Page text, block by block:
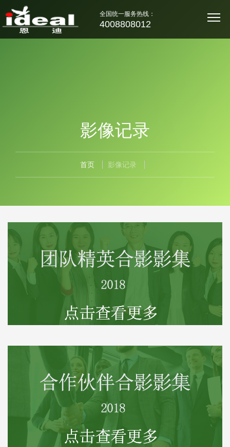
全国统一服务热线：
4008808012
影像记录
首页 影像记录